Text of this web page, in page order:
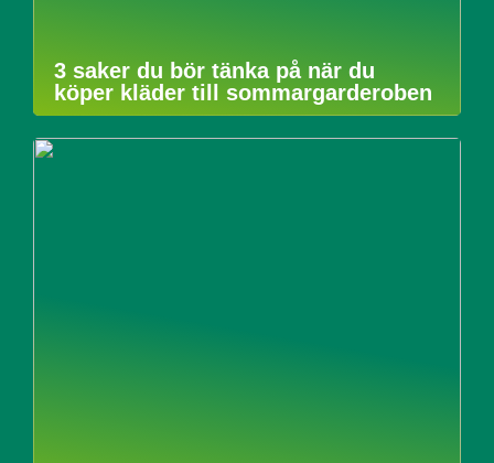
3 saker du bör tänka på när du
köper kläder till sommargarderoben